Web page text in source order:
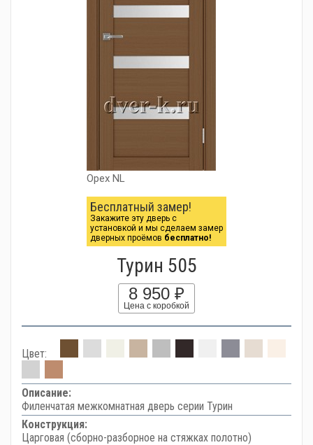
Орех NL
Бесплатный замер!
Закажите эту дверь с
установкой и мы сделаем замер
дверных проёмов бесплатно!
Турин 505
8 950 ₽
Цена с коробкой
Цвет:
Описание:
Филенчатая межкомнатная дверь серии Турин
Конструкция:
Царговая (сборно-разборное на стяжках полотно)